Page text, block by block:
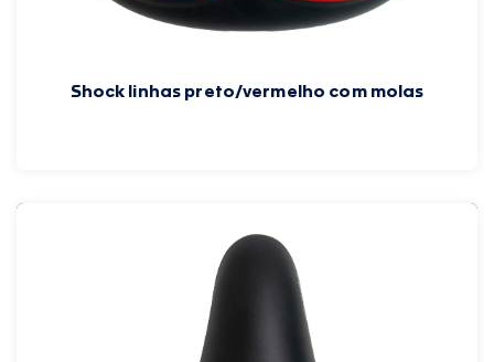
Shock linhas preto/vermelho com molas